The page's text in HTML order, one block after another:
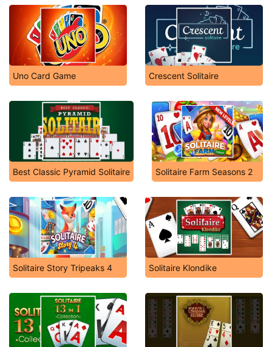
Uno Card Game Crescent Solitaire
Best Classic Pyramid Solitaire Solitaire Farm Seasons 2
Solitaire Story Tripeaks 4 Solitaire Klondike